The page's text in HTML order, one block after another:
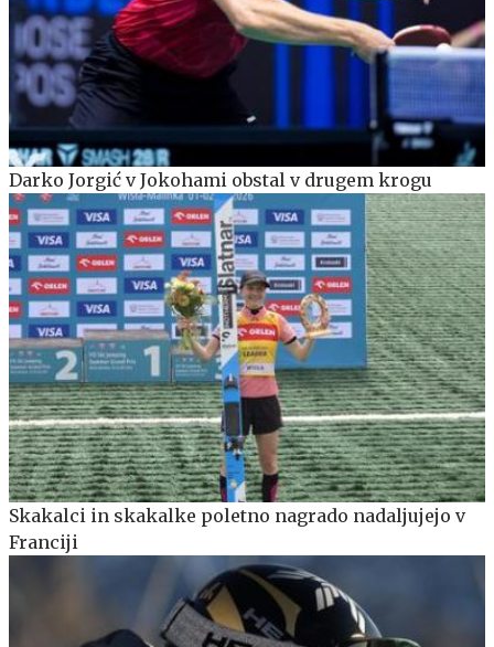
Darko Jorgić v Jokohami obstal v drugem krogu
Skakalci in skakalke poletno nagrado nadaljujejo v
Franciji